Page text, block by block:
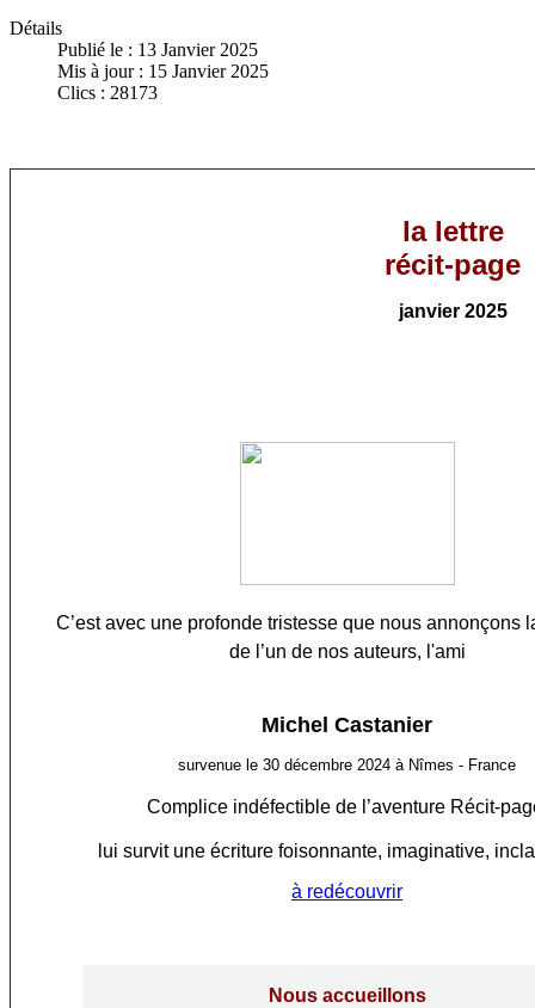
Détails
Publié le : 13 Janvier 2025
Mis à jour : 15 Janvier 2025
Clics : 28173
la lettre
récit-page
janvier 2025
C’est avec une profonde tristesse que nous annonçons
de l’un de nos auteurs, l'ami
Michel Castanier
survenue le 30 décembre 2024 à Nîmes - France
Complice indéfectible de l’aventure Récit-
lui survit une écriture foisonnante, imaginative,
à redécouvrir
Nous accueillons